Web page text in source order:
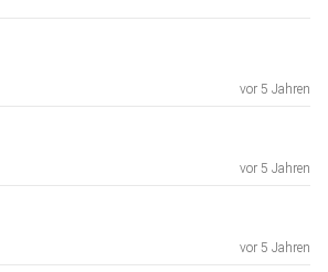
vor 5 Jahren
vor 5 Jahren
vor 5 Jahren